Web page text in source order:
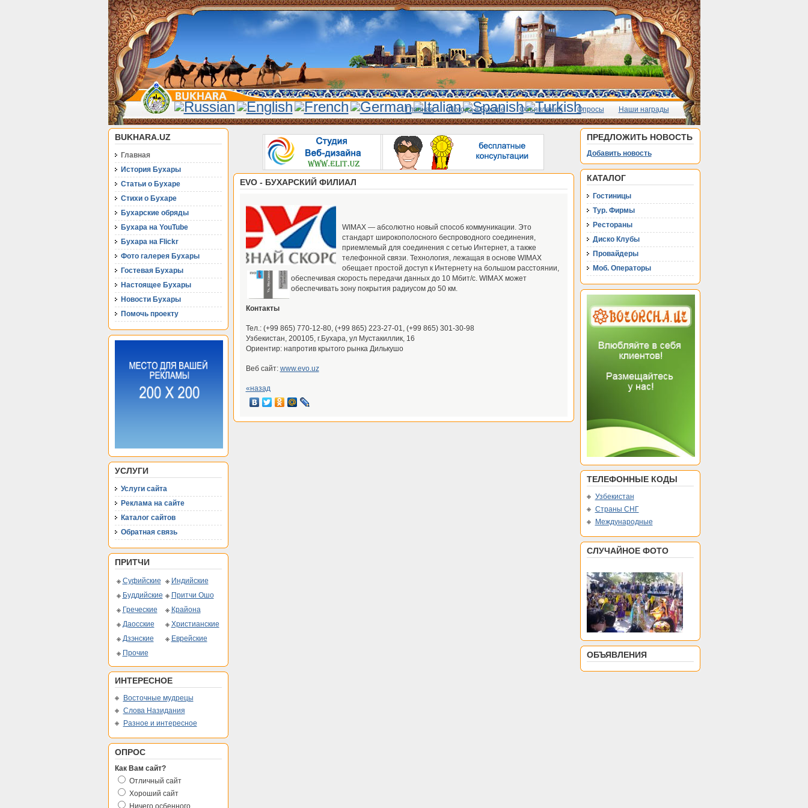
Главная Погода в Бухаре Объявления Опросы Наши награды
BUKHARA.UZ
Главная
История Бухары
Статьи о Бухаре
Стихи о Бухаре
Бухарские обряды
Бухара на YouTube
Бухара на Flickr
Фото галерея Бухары
Гостевая Бухары
Настоящее Бухары
Новости Бухары
Помочь проекту
УСЛУГИ
Услуги сайта
Реклама на сайте
Каталог сайтов
Обратная связь
ПРИТЧИ
Суфийские
Индийские
Буддийские
Притчи Ошо
Греческие
Крайона
Даосские
Христианские
Дзэнские
Еврейские
Прочие
ИНТЕРЕСНОЕ
Восточные мудрецы
Слова Назидания
Разное и интересное
ОПРОС
Как Вам сайт?
Отличный сайт
Хороший сайт
Ничего осбенного
EVO - БУХАРСКИЙ ФИЛИАЛ
WIMAX — абсолютно новый способ коммуникации. Это
стандарт широкополосного беспроводного соединения,
приемлемый для соединения с сетью Интернет, а также
телефонной связи. Технология, лежащая в основе WIMAX
обещает простой доступ к Интернету на большом расстоянии,
обеспечивая скорость передачи данных до 10 Мбит/с. WIMAX может
обеспечивать зону покрытия радиусом до 50 км.
Контакты
Тел.: (+99 865) 770-12-80, (+99 865) 223-27-01, (+99 865) 301-30-98
Узбекистан, 200105, г.Бухара, ул Мустакиллик, 16
Ориентир: напротив крытого рынка Дилькушо
Веб сайт: www.evo.uz
«назад
ПРЕДЛОЖИТЬ НОВОСТЬ
Добавить новость
КАТАЛОГ
Гостиницы
Тур. Фирмы
Рестораны
Диско Клубы
Провайдеры
Моб. Операторы
ТЕЛЕФОННЫЕ КОДЫ
Узбекистан
Страны СНГ
Международные
СЛУЧАЙНОЕ ФОТО
ОБЪЯВЛЕНИЯ